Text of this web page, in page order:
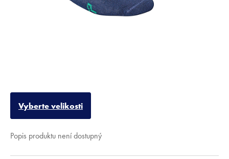
Vyberte velikosti
Popis produktu není dostupný